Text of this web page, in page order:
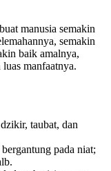
manusia semakin
semakin
baik amalnya,
manfaatnya.
taubat, dan
pada niat;